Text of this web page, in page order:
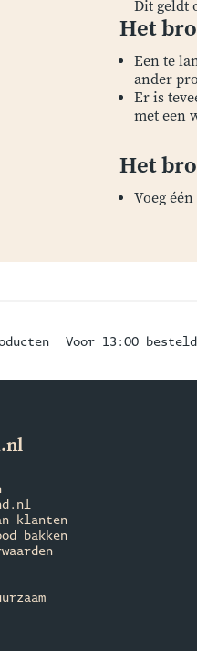
Dit geldt
Het
Een te
ander
Er is
met een
Het
Voeg
Voor 13:00
klanten
bakken